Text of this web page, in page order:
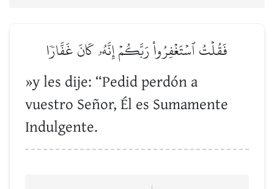
فَقُلۡتُ ٱسۡتَغۡفِرُواْ رَبَّكُمۡ إِنَّهُۥ كَانَ غَفَّارٗا
»y les dije: “Pedid perdón a
vuestro Señor, Él es Sumamente
Indulgente.